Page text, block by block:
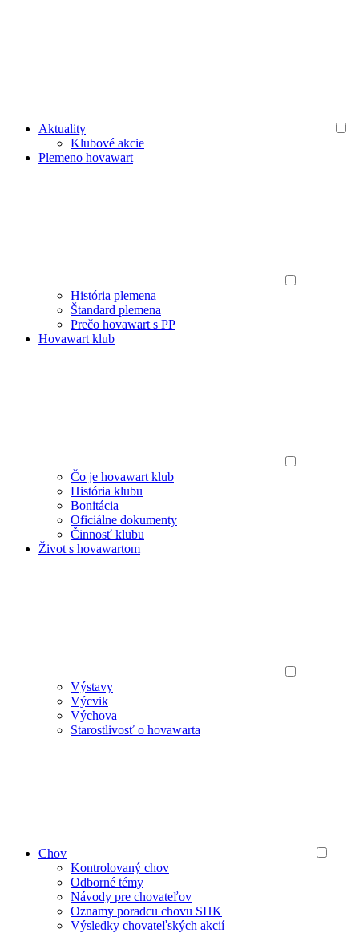
Aktuality
Klubové akcie
Plemeno hovawart
História plemena
Štandard plemena
Prečo hovawart s PP
Hovawart klub
Čo je hovawart klub
História klubu
Bonitácia
Oficiálne dokumenty
Činnosť klubu
Život s hovawartom
Výstavy
Výcvik
Výchova
Starostlivosť o hovawarta
Chov
Kontrolovaný chov
Odborné témy
Návody pre chovateľov
Oznamy poradcu chovu SHK
Výsledky chovateľských akcií